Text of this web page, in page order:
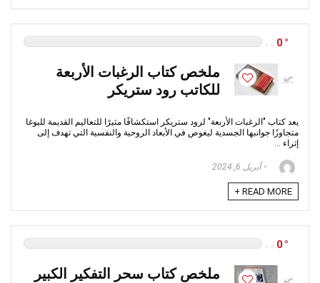
0
ملخص كتاب الرغبات الأربعة
للكاتب رود ستريكر
يعد كتاب "الرغبات الأربعة" لرود ستريكر استكشافًا مثيرًا للتعاليم القديمة لليوغا
متجاوزًا جوانبها الجسدية ليغوص في الأبعاد الروحية والنفسية التي تهدف إلى
إثراء ...
أبريل 6, 2024
READ MORE +
0
ملخص كتاب سحر التفكير الكبير